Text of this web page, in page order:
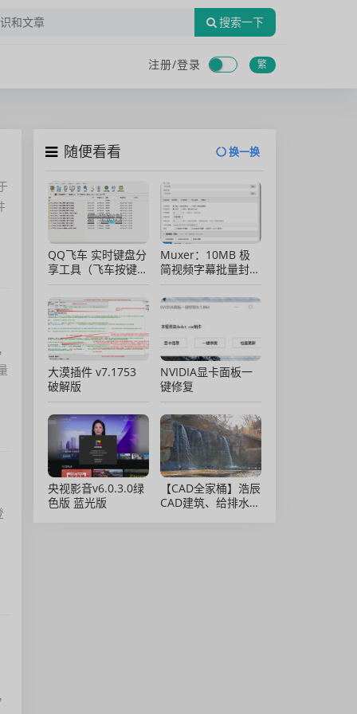
搜索一下
注册/登录 繁
随便看看 换一换
QQ飞车 实时键盘分
享工具（飞车按键显
示）直播专用版
Muxer：10MB 极
简视频字幕批量封装
工具 (单文件/绿色
版)
大漠插件 v7.1753
破解版
NVIDIA显卡面板一
键修复
央视影音v6.0.3.0绿
色版 蓝光版
【CAD全家桶】浩辰
CAD建筑、给排水、